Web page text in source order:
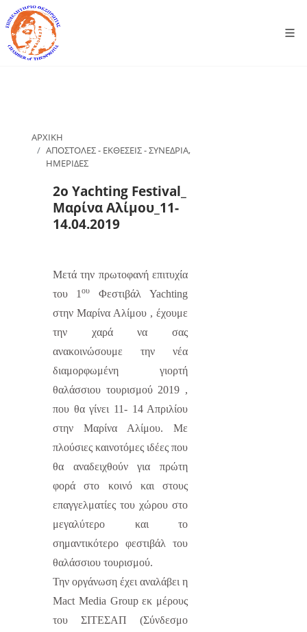
ΑΡΧΙΚΗ
ΑΠΟΣΤΟΛΕΣ - ΕΚΘΕΣΕΙΣ - ΣΥΝΕΔΡΙΑ,
ΗΜΕΡΙΔΕΣ
2ο Yachting Festival_
Μαρίνα Αλίμου_11-
14.04.2019
Μετά την πρωτοφανή επιτυχία
του 1ου ΦεστιβάλYachting
στην Μαρίνα Αλίμου , έχουμε
την χαρά να σας
ανακοινώσουμε την νέα
διαμορφωμένη γιορτή
θαλάσσιου τουρισμού 2019 ,
που θα γίνει 11- 14 Απριλίου
στην Μαρίνα Αλίμου. Με
πλούσιες καινοτόμες ιδέες που
θα αναδειχθούν για πρώτη
φορά στο κοινό και στους
επαγγελματίες του χώρου στο
μεγαλύτερο και το
σημαντικότερο φεστιβάλ του
θαλάσσιου τουρισμού.
Την οργάνωση έχει αναλάβει η
Mact Media Groupεκ μέρους
του ΣΙΤΕΣΑΠ (Σύνδεσμο